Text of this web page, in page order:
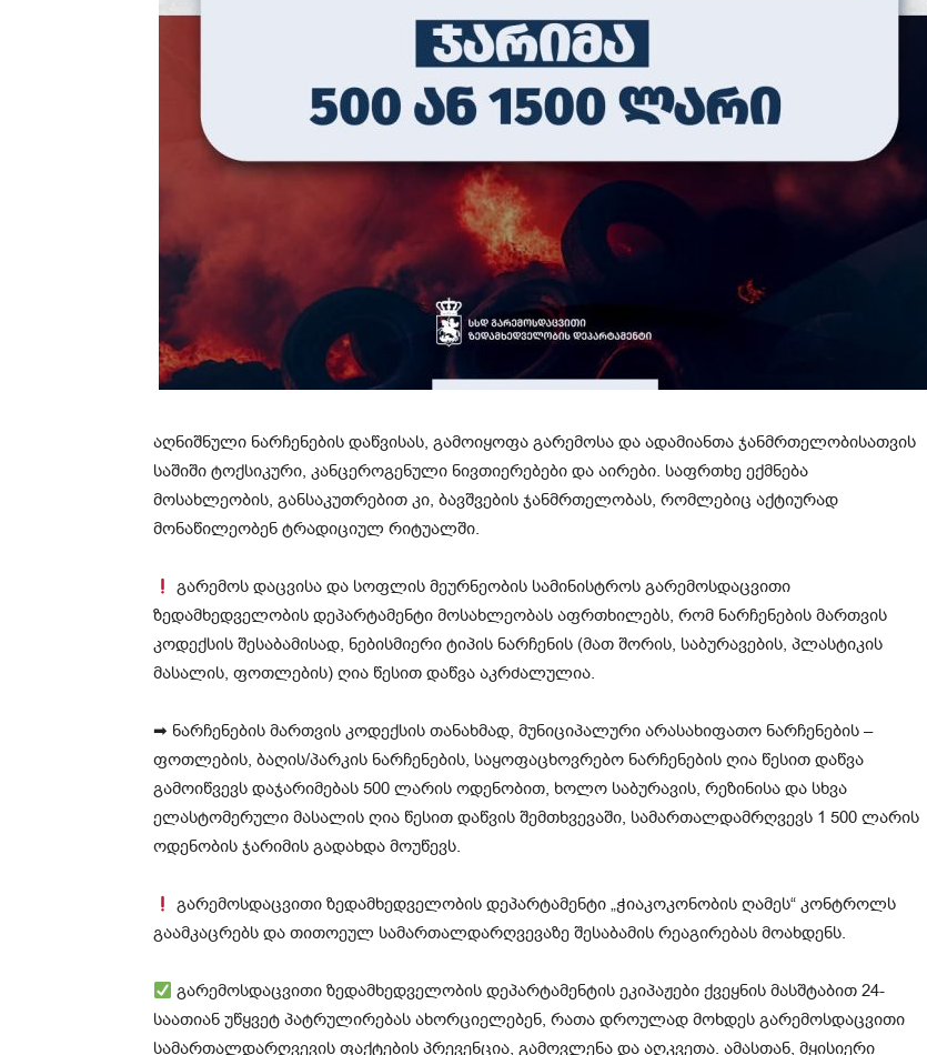
აღნიშნული ნარჩენების დაწვისას, გამოიყოფა გარემოსა და ადამიანთა ჯანმრთელობისათვის
საშიში ტოქსიკური, კანცეროგენული ნივთიერებები და აირები. საფრთხე ექმნება
მოსახლეობის, განსაკუთრებით კი, ბავშვების ჯანმრთელობას, რომლებიც აქტიურად
მონაწილეობენ ტრადიციულ რიტუალში.
გარემოს დაცვისა და სოფლის მეურნეობის სამინისტროს გარემოსდაცვითი
ზედამხედველობის დეპარტამენტი მოსახლეობას აფრთხილებს, რომ ნარჩენების მართვის
კოდექსის შესაბამისად, ნებისმიერი ტიპის ნარჩენის (მათ შორის, საბურავების, პლასტიკის
მასალის, ფოთლების) ღია წესით დაწვა აკრძალულია.
➡ ნარჩენების მართვის კოდექსის თანახმად, მუნიციპალური არასახიფათო ნარჩენების –
ფოთლების, ბაღის/პარკის ნარჩენების, საყოფაცხოვრებო ნარჩენების ღია წესით დაწვა
გამოიწვევს დაჯარიმებას 500 ლარის ოდენობით, ხოლო საბურავის, რეზინისა და სხვა
ელასტომერული მასალის ღია წესით დაწვის შემთხვევაში, სამართალდამრღვევს 1 500 ლარის
ოდენობის ჯარიმის გადახდა მოუწევს.
გარემოსდაცვითი ზედამხედველობის დეპარტამენტი „ჭიაკოკონობის ღამეს“ კონტროლს
გაამკაცრებს და თითოეულ სამართალდარღვევაზე შესაბამის რეაგირებას მოახდენს.
გარემოსდაცვითი ზედამხედველობის დეპარტამენტის ეკიპაჟები ქვეყნის მასშტაბით 24-
საათიან უწყვეტ პატრულირებას ახორციელებენ, რათა დროულად მოხდეს გარემოსდაცვითი
სამართალდარღვევის ფაქტების პრევენცია, გამოვლენა და აღკვეთა. ამასთან, მყისიერი